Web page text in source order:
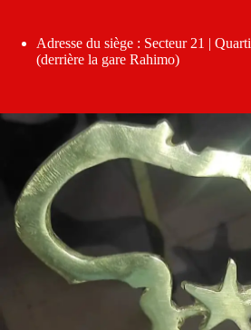
Adresse du siège : Secteur 21 |
(derrière la gare Rahimo)